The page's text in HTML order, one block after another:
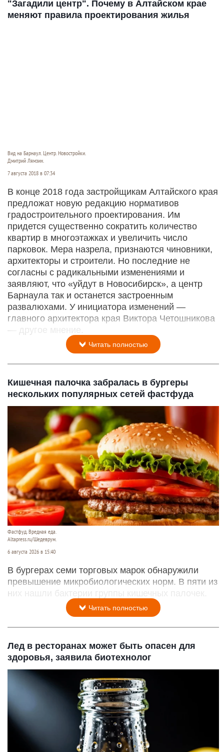
"Загадили центр". Почему в Алтайском крае
меняют правила проектирования жилья
Вид на Барнаул. Центр. Новостройки.
Дмитрий Лямзин.
7 августа 2018 в 07:34
В конце 2018 года застройщикам Алтайского края
предложат новую редакцию нормативов
градостроительного проектирования. Им
придется существенно сократить количество
квартир в многоэтажках и увеличить число
парковок. Мера назрела, признаются чиновники,
архитекторы и строители. Но последние не
согласны с радикальными изменениями и
заявляют, что «уйдут в Новосибирск», а центр
Барнаула так и останется застроенным
развалюхами. У инициатора изменений —
главного архитектора края Виктора Четошникова
— другое мнение.
Читать полностью
Кишечная палочка забралась в бургеры
нескольких популярных сетей фастфуда
Фастфуд. Вредная еда.
Altapress.ru/Шедеврум.
6 августа 2026 в 15:40
В бургерах семи торговых марок обнаружили
превышение микробиологических норм. В пяти из
них нашли бактерии группы кишечных палочек.
Читать полностью
Лед в ресторанах может быть опасен для
здоровья, заявила биотехнолог